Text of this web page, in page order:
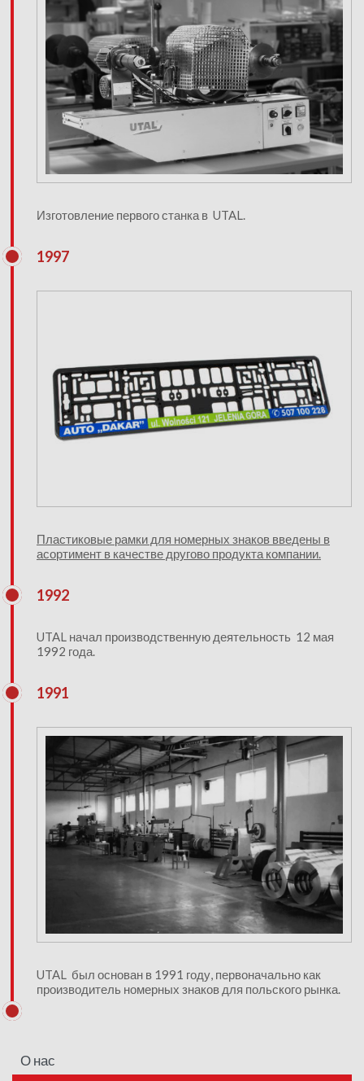
Изготовление первого станка в UTAL.
1997
Пластиковые рамки для номерных знаков введены в
асортимент в качестве другово продукта компании.
1992
UTAL начал производственную деятельность 12 мая
1992 года.
1991
UTAL был основан в 1991 году, первоначально как
производитель номерных знаков для польского рынка.
О нас